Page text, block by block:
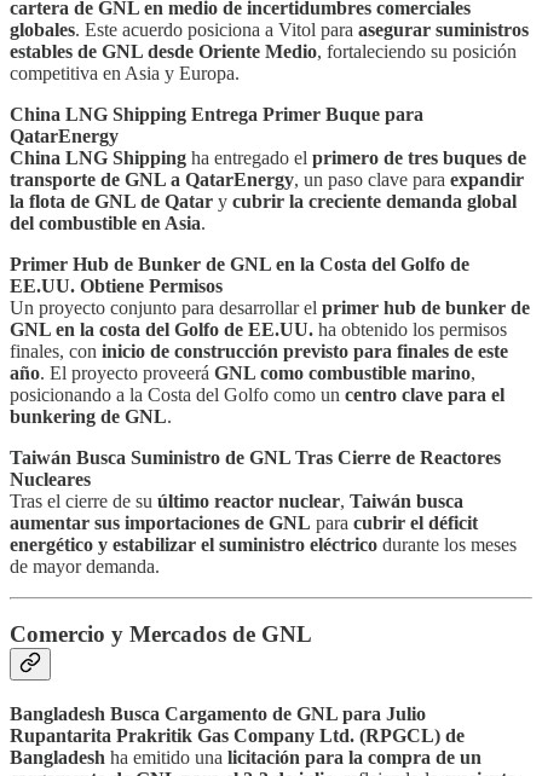
cartera de GNL en medio de incertidumbres comerciales
globales. Este acuerdo posiciona a Vitol para asegurar suministros
estables de GNL desde Oriente Medio, fortaleciendo su posición
competitiva en Asia y Europa.
China LNG Shipping Entrega Primer Buque para
QatarEnergy
China LNG Shipping ha entregado el primero de tres buques de
transporte de GNL a QatarEnergy, un paso clave para expandir
la flota de GNL de Qatar y cubrir la creciente demanda global
del combustible en Asia.
Primer Hub de Bunker de GNL en la Costa del Golfo de
EE.UU. Obtiene Permisos
Un proyecto conjunto para desarrollar el primer hub de bunker de
GNL en la costa del Golfo de EE.UU. ha obtenido los permisos
finales, con inicio de construcción previsto para finales de este
año. El proyecto proveerá GNL como combustible marino,
posicionando a la Costa del Golfo como un centro clave para el
bunkering de GNL.
Taiwán Busca Suministro de GNL Tras Cierre de Reactores
Nucleares
Tras el cierre de su último reactor nuclear, Taiwán busca
aumentar sus importaciones de GNL para cubrir el déficit
energético y estabilizar el suministro eléctrico durante los meses
de mayor demanda.
Comercio y Mercados de GNL
Bangladesh Busca Cargamento de GNL para Julio
Rupantarita Prakritik Gas Company Ltd. (RPGCL) de
Bangladesh ha emitido una licitación para la compra de un